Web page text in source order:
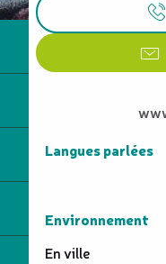
Langues parlées
Langues parlées
Environnement
Environnement
En ville